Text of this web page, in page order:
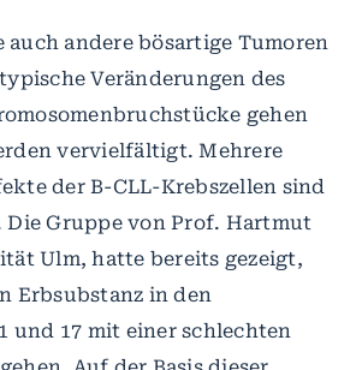
auch andere bösartige Tumoren
Veränderungen des
gehen
vervielfältigt. Mehrere
der B-CLL-Krebszellen sind
Gruppe von Prof. Hartmut
Ulm, hatte bereits gezeigt,
Erbsubstanz in den
und 17 mit einer schlechten